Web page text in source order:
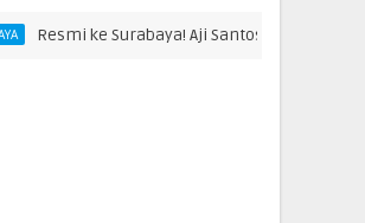
Resmi ke Surabaya! Aji Santoso Punya Misi